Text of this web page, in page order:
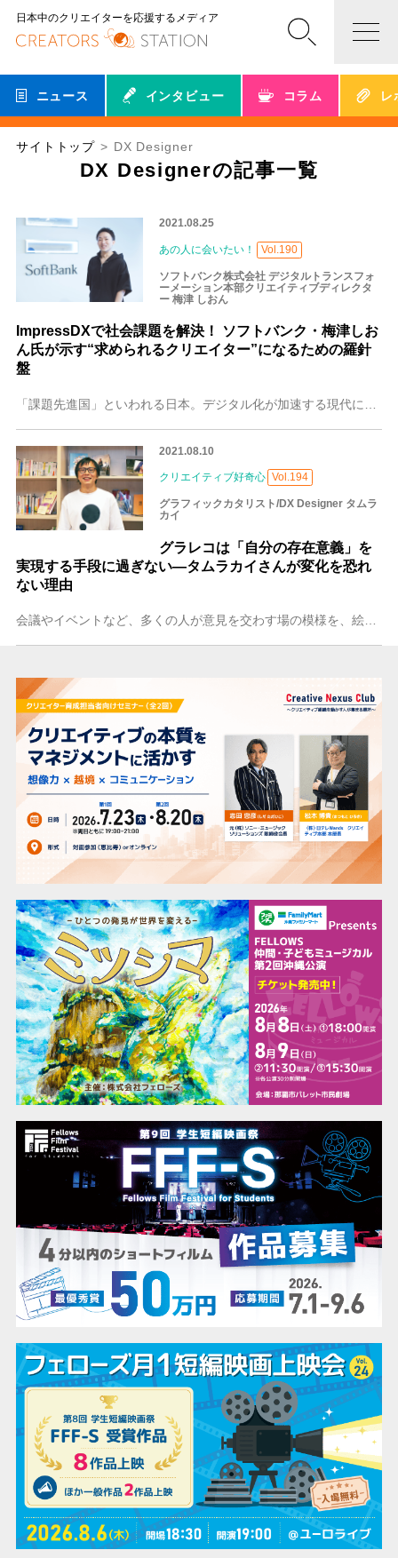
日本中のクリエイターを応援するメディア
ニュース インタビュー コラム レ
サイトトップ DX Designer
DX Designerの記事一覧
2021.08.25
あの人に会いたい！ Vol.190
ソフトバンク株式会社 デジタルトランスフォ
ーメーション本部クリエイティブディレクタ
ー 梅津 しおん
ImpressDXで社会課題を解決！ ソフトバンク・梅津しお
ん氏が示す“求められるクリエイター”になるための羅針
盤
2021.08.10
クリエイティブ好奇心 Vol.194
グラフィックカタリスト/DX Designer タムラ
カイ
グラレコは「自分の存在意義」を
実現する手段に過ぎない―タムラカイさんが変化を恐れ
ない理由
会議やイベントなど、多くの人が意見を交わす場の模様を、絵や図を交えて記録する「グラフィックレコーディング」（グラレコ）。2018年7月にメディアアーティストの落